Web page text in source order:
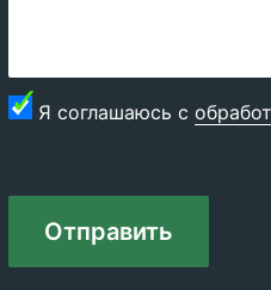
Я соглашаюсь с
Отправить